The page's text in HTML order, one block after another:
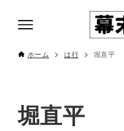
ホーム は行 堀直平
堀直平